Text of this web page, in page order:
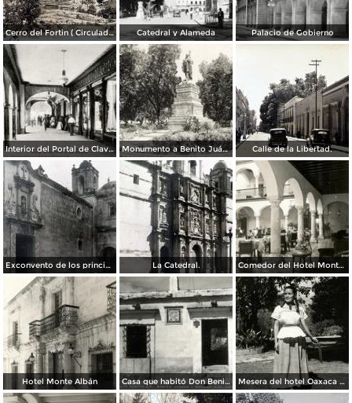
Cerro del Fortin ( Circulada el 17 de Agosto de 1926 ). Catedral y Alameda Palacio de Gobierno
Interior del Portal de Clavería Monumento a Benito Juárez Calle de la Libertad.
Exconvento de los principes. La Catedral. Comedor del Hotel Monte Albán
Hotel Monte Albán Casa que habitó Don Benito Juárez Mesera del hotel Oaxaca Courts vistiendo traje típico